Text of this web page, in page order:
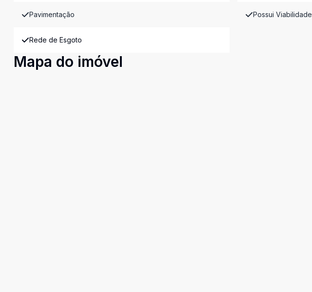
Pavimentação Possui Viabilidade
Rede de Esgoto
Mapa do imóvel